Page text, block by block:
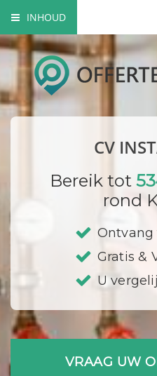
INHOUD
Voordelen centraal
Elementen van een CV
Mogelijke brandstoffen
Milieuvriendelijke opties
Bedrijf registreren
CV
Bereik tot
rond
Ontvang
Gratis &
U
VRAAG UW